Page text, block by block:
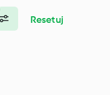
Resetuj